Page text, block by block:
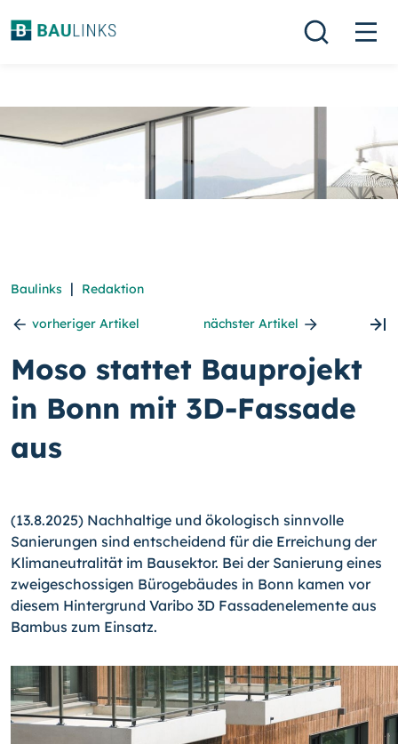
Baulinks | Redaktion
vorheriger Artikel nächster Artikel
Moso stattet Bauprojekt
in Bonn mit 3D-Fassade
aus
(13.8.2025) Nachhaltige und ökologisch sinnvolle
Sanierungen sind entscheidend für die Erreichung der
Klimaneutralität im Bausektor. Bei der Sanierung eines
zweigeschossigen Bürogebäudes in Bonn kamen vor
diesem Hintergrund Varibo 3D Fassadenelemente aus
Bambus zum Einsatz.